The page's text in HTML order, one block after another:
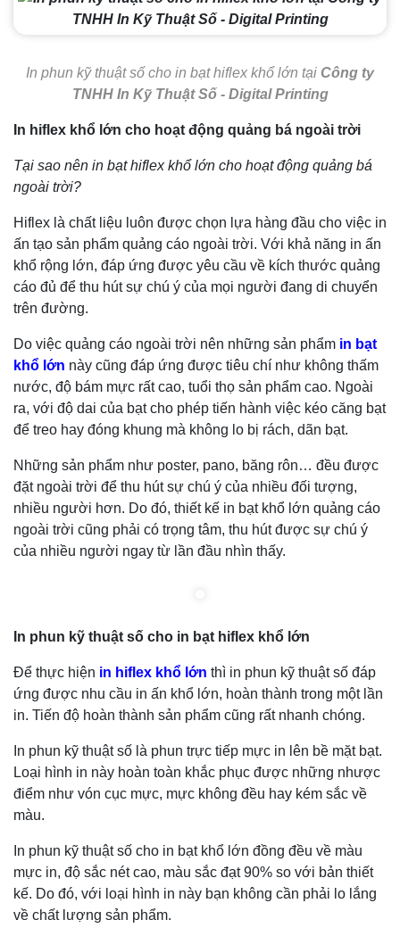
In phun kỹ thuật số cho in bạt hiflex khổ lớn tại Công ty
TNHH In Kỹ Thuật Số - Digital Printing
In hiflex khổ lớn cho hoạt động quảng bá ngoài trời
Tại sao nên in bạt hiflex khổ lớn cho hoạt động quảng bá
ngoài trời?
Hiflex là chất liệu luôn được chọn lựa hàng đầu cho việc in
ấn tạo sản phẩm quảng cáo ngoài trời. Với khả năng in ấn
khổ rộng lớn, đáp ứng được yêu cầu về kích thước quảng
cáo đủ để thu hút sự chú ý của mọi người đang di chuyển
trên đường.
Do việc quảng cáo ngoài trời nên những sản phẩm in bạt
khổ lớn này cũng đáp ứng được tiêu chí như không thấm
nước, độ bám mực rất cao, tuổi thọ sản phẩm cao. Ngoài
ra, với độ dai của bạt cho phép tiến hành việc kéo căng bạt
để treo hay đóng khung mà không lo bị rách, dãn bạt.
Những sản phẩm như poster, pano, băng rôn… đều được
đặt ngoài trời để thu hút sự chú ý của nhiều đối tượng,
nhiều người hơn. Do đó, thiết kế in bạt khổ lớn quảng cáo
ngoài trời cũng phải có trọng tâm, thu hút được sự chú ý
của nhiều người ngay từ lần đầu nhìn thấy.
In phun kỹ thuật số cho in bạt hiflex khổ lớn
Để thực hiện in hiflex khổ lớn thì in phun kỹ thuật số đáp
ứng được nhu cầu in ấn khổ lớn, hoàn thành trong một lần
in. Tiến độ hoàn thành sản phẩm cũng rất nhanh chóng.
In phun kỹ thuật số là phun trực tiếp mực in lên bề mặt bạt.
Loại hình in này hoàn toàn khắc phục được những nhược
điểm như vón cục mực, mực không đều hay kém sắc về
màu.
In phun kỹ thuật số cho in bạt khổ lớn đồng đều về màu
mực in, độ sắc nét cao, màu sắc đạt 90% so với bản thiết
kế. Do đó, với loại hình in này bạn không cần phải lo lắng
về chất lượng sản phẩm.